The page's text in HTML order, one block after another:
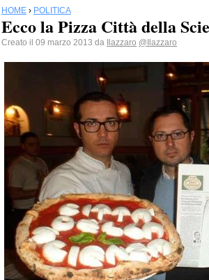
HOME › POLITICA
Ecco la Pizza Città della
Creato il 09 marzo 2013 da Ilazzaro @Ilazzaro